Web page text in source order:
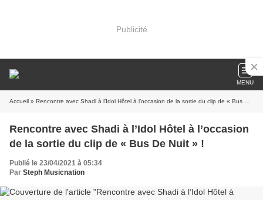
Publicité
MENU
Accueil » Rencontre avec Shadi à l’Idol Hôtel à l’occasion de la sortie du clip de « Bus De Nuit » !
Rencontre avec Shadi à l’Idol Hôtel à l’occasion
de la sortie du clip de « Bus De Nuit » !
Publié le 23/04/2021 à 05:34
Par Steph Musicnation